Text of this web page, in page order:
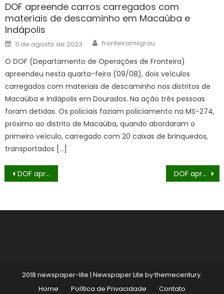
DOF apreende carros carregados com
materiais de descaminho em Macaúba e
Indápolis
Posted
on
11 de agosto de 2023 Author
fronteiramilgrau
O DOF (Departamento de Operações de Fronteira)
apreendeu nesta quarta-feira (09/08), dois veículos
carregados com materiais de descaminho nos distritos de
Macaúba e Indápolis em Dourados. Na ação três pessoas
foram detidas. Os policiais faziam policiamento na MS-274,
próximo ao distrito de Macaúba, quando abordaram o
primeiro veículo, carregado com 20 caixas de brinquedos,
transportados […]
Navegação
Post
DOF apreende mais de meia tonelada de drogas em carro roubado no Paraná DOF apreende droga que seria entregue em Maracaju
2018 newspaper-lite | Newspaper Lite bythemecentury.
Home
Política de Privacidade Contato